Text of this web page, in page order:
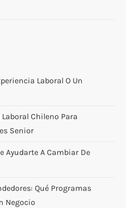
Laboral O Un
Chileno Para
Senior
Ayudarte A Cambiar De
Qué Programas
Negocio